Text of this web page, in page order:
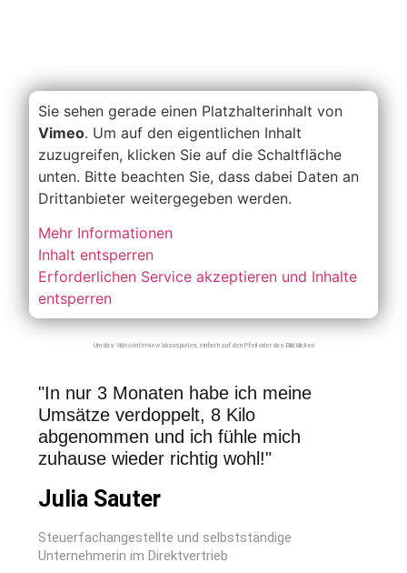
Sie sehen gerade einen Platzhalterinhalt von
Vimeo. Um auf den eigentlichen Inhalt
zuzugreifen, klicken Sie auf die Schaltfläche
unten. Bitte beachten Sie, dass dabei Daten an
Drittanbieter weitergegeben werden.
Mehr Informationen
Inhalt entsperren
Erforderlichen Service akzeptieren und Inhalte
entsperren
Um das Video-Interview abzuspielen, einfach auf den Pfeil oder das Bild klicken
"In nur 3 Monaten habe ich meine
Umsätze verdoppelt, 8 Kilo
abgenommen und ich fühle mich
zuhause wieder richtig wohl!"
Julia Sauter
Steuerfachangestellte und selbstständige
Unternehmerin im Direktvertrieb